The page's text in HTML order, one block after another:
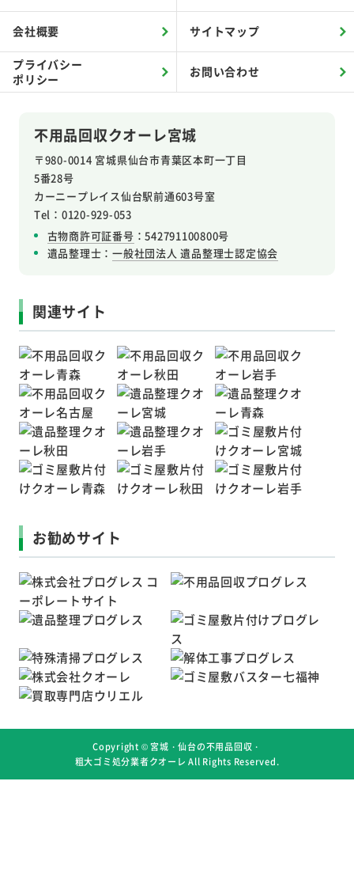
不用品回収クオーレ宮城
〒980-0014 宮城県仙台市青葉区本町一丁目
5番28号
カーニープレイス仙台駅前通603号室
Tel：0120-929-053
古物商許可証番号 ：542791100800号
遺品整理士： 一般社団法人 遺品整理士認定協会
会社概要 サイトマップ
プライバシー
ポリシー
お問い合わせ
関連サイト
お勧めサイト
Copyright ©宮城・仙台の不用品回収・
粗大ゴミ処分業者クオーレ All Rights Reserved.